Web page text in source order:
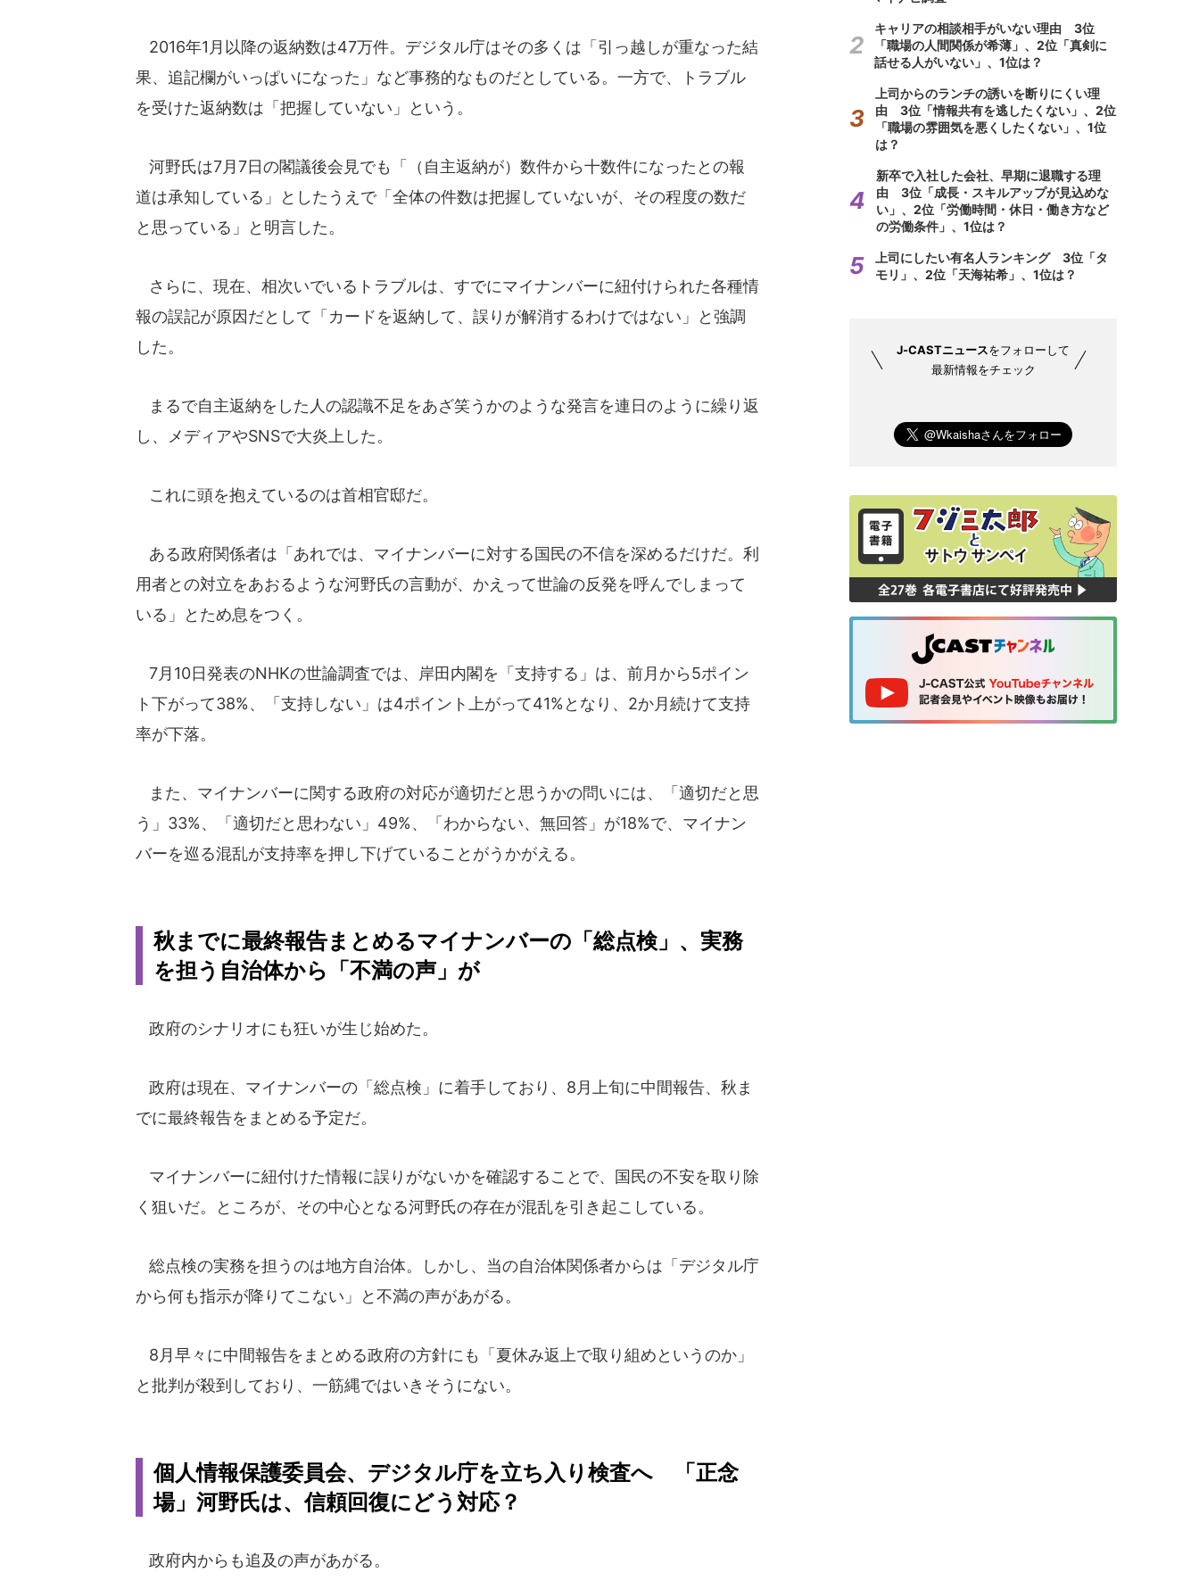
2016年1月以降の返納数は47万件。デジタル庁はその多くは「引っ越しが重なった結
果、追記欄がいっぱいになった」など事務的なものだとしている。一方で、トラブル
を受けた返納数は「把握していない」という。
河野氏は7月7日の閣議後会見でも「（自主返納が）数件から十数件になったとの報
道は承知している」としたうえで「全体の件数は把握していないが、その程度の数だ
と思っている」と明言した。
さらに、現在、相次いでいるトラブルは、すでにマイナンバーに紐付けられた各種情
報の誤記が原因だとして「カードを返納して、誤りが解消するわけではない」と強調
した。
まるで自主返納をした人の認識不足をあざ笑うかのような発言を連日のように繰り返
し、メディアやSNSで大炎上した。
これに頭を抱えているのは首相官邸だ。
ある政府関係者は「あれでは、マイナンバーに対する国民の不信を深めるだけだ。利
用者との対立をあおるような河野氏の言動が、かえって世論の反発を呼んでしまって
いる」とため息をつく。
7月10日発表のNHKの世論調査では、岸田内閣を「支持する」は、前月から5ポイン
ト下がって38%、「支持しない」は4ポイント上がって41%となり、2か月続けて支持
率が下落。
また、マイナンバーに関する政府の対応が適切だと思うかの問いには、「適切だと思
う」33%、「適切だと思わない」49%、「わからない、無回答」が18%で、マイナン
バーを巡る混乱が支持率を押し下げていることがうかがえる。
秋までに最終報告まとめるマイナンバーの「総点検」、実務
を担う自治体から「不満の声」が
政府のシナリオにも狂いが生じ始めた。
政府は現在、マイナンバーの「総点検」に着手しており、8月上旬に中間報告、秋ま
でに最終報告をまとめる予定だ。
マイナンバーに紐付けた情報に誤りがないかを確認することで、国民の不安を取り除
く狙いだ。ところが、その中心となる河野氏の存在が混乱を引き起こしている。
総点検の実務を担うのは地方自治体。しかし、当の自治体関係者からは「デジタル庁
から何も指示が降りてこない」と不満の声があがる。
8月早々に中間報告をまとめる政府の方針にも「夏休み返上で取り組めというのか」
と批判が殺到しており、一筋縄ではいきそうにない。
個人情報保護委員会、デジタル庁を立ち入り検査へ 「正念
場」河野氏は、信頼回復にどう対応？
政府内からも追及の声があがる。
キャリアの相談相手がいない理由 3位
「職場の人間関係が希薄」、2位「真剣に
話せる人がいない」、1位は？
上司からのランチの誘いを断りにくい理
由 3位「情報共有を逃したくない」、2位
「職場の雰囲気を悪くしたくない」、1位
は？
新卒で入社した会社、早期に退職する理
由 3位「成長・スキルアップが見込めな
い」、2位「労働時間・休日・働き方など
の労働条件」、1位は？
上司にしたい有名人ランキング 3位「タ
モリ」、2位「天海祐希」、1位は？
J-CASTニュースをフォローして
最新情報をチェック